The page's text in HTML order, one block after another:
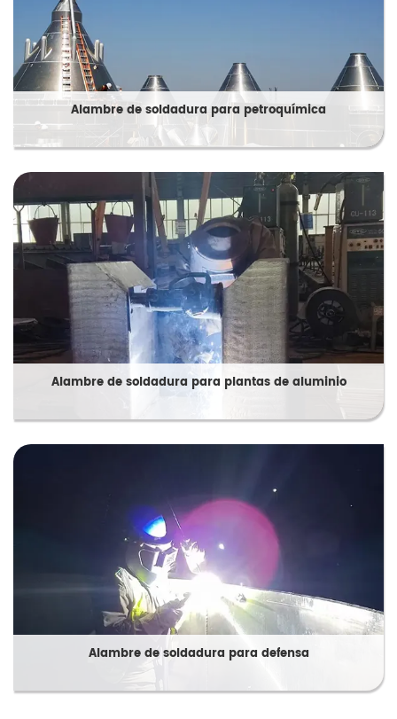
Alambre de soldadura para petroquímica
Alambre de soldadura para plantas de aluminio
Alambre de soldadura para defensa